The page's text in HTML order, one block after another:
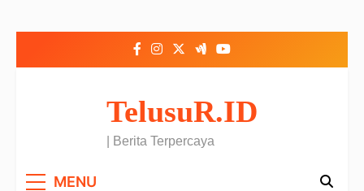
TelusuR.ID
| Berita Terpercaya
MENU